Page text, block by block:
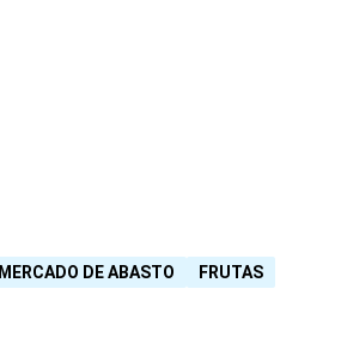
MERCADO DE ABASTO
FRUTAS